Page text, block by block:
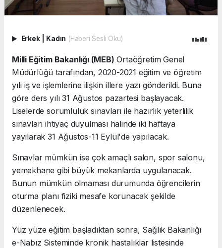
Erkek Kadın (Haberi Sesli Oku)
Milli Eğitim Bakanlığı (MEB) Ortaöğretim Genel
Müdürlüğü tarafından, 2020-2021 eğitim ve öğretim
yılı iş ve işlemlerine ilişkin illere yazı gönderildi. Buna
göre ders yılı 31 Ağustos pazartesi başlayacak.
Liselerde sorumluluk sınavları ile hazırlık yeterlilik
sınavları ihtiyaç duyulması halinde iki haftaya
yayılarak 31 Ağustos-11 Eylül'de yapılacak.
Sınavlar mümkün ise çok amaçlı salon, spor salonu,
yemekhane gibi büyük mekanlarda uygulanacak.
Bunun mümkün olmaması durumunda öğrencilerin
oturma planı fiziki mesafe korunacak şekilde
düzenlenecek.
Yüz yüze eğitim başladıktan sonra, Sağlık Bakanlığı
e-Nabız Sisteminde kronik hastalıklar listesinde